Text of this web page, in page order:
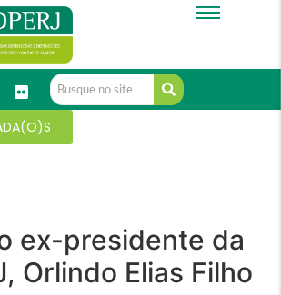
ex-presidente da
Orlindo Elias Filho